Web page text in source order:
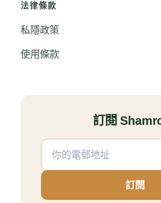
法律條款
私隱政策
使用條款
訂閱
訂閱